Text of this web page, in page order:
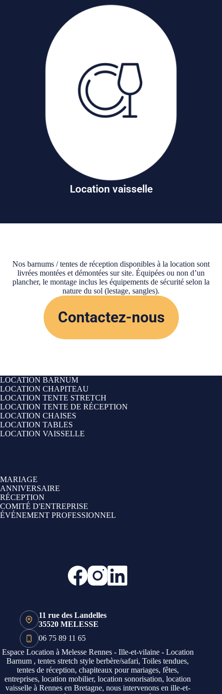
Location vaisselle
Nos barnums / tentes de réception disponibles à la location sont
livrées montées et démontées sur site. Équipées ou non d’un
plancher, le montage inclus les équipements de sécurité selon la
nature du sol (lestage, sangles).
Contactez-nous
LOCATION BARNUM
LOCATION CHAPITEAU
LOCATION TENTE STRETCH
LOCATION TENTE DE RÉCEPTION
LOCATION CHAISES
LOCATION TABLES
LOCATION VAISSELLE
MARIAGE
ANNIVERSAIRE
RÉCEPTION
COMITÉ D'ENTREPRISE
ÉVÉNEMENT PROFESSIONNEL
11 rue des Landelles
35520 MELESSE
06 75 89 11 65
Espace Location à Melesse Rennes - Ille-et-vilaine - Location
Barnum , tentes stretch style berbère/safari, Toiles tendues,
tentes de réception, chapiteaux pour mariages, fêtes,
entreprises, location mobilier, location sonorisation, location
vaisselle à Rennes en Bretagne, nous intervenons en ille-et-